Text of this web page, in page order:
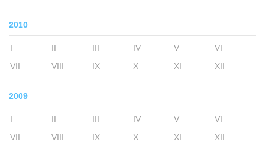
2010
I II III IV V
VI
VII
VIII IX X XI XII
2009
I II III IV V
VI
VII
VIII IX X XI XII